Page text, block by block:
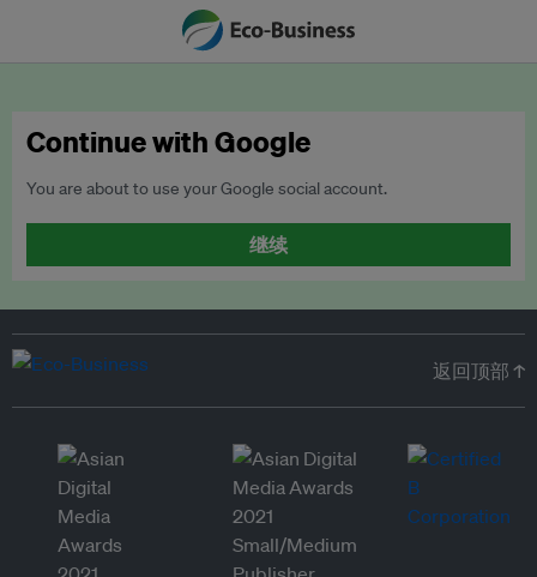
Continue with Google
You are about to use your Google social account.
继续
返回顶部 ↑